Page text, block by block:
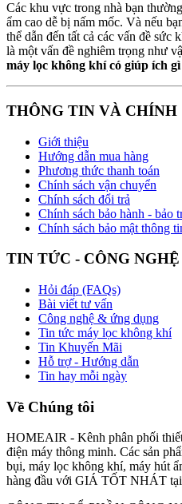
Các khu vực trong nhà bạn
ẩm cao dễ bị nấm mốc. Và nếu
thể dẫn đến tất cả các vấn đề sức
là một vấn đề nghiêm trọng như
máy lọc không khí có giúp ích
THÔNG TIN VÀ CHÍNH
Giới thiệu
Hướng dẫn mua hàng
Phương thức thanh toán
Chính sách vận chuyển
Chính sách đổi trả
Chính sách bảo hành - bảo
Chính sách bảo mật thông
TIN TỨC - CÔNG NGHỆ
Hỏi đáp (FAQs)
Bài viết tư vấn
Công nghệ & ứng dụng
Tin tức máy lọc không khí
Tin Khuyến Mãi
Hỗ trợ - Hướng dẫn
Tin hay mỗi ngày
Về Chúng tôi
HOMEAIR - Kênh phân phối
điện máy thông minh. Các sản
bụi, máy lọc không khí, máy hút
hàng đầu với GIÁ TỐT NHÁT